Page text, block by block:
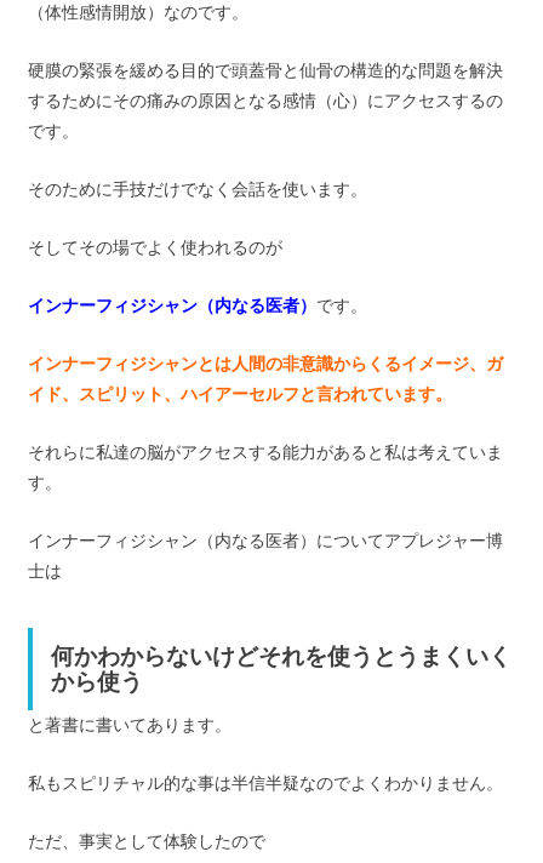
（体性感情開放）なのです。
硬膜の緊張を緩める目的で頭蓋骨と仙骨の構造的な問題を解決
するためにその痛みの原因となる感情（心）にアクセスするの
です。
そのために手技だけでなく会話を使います。
そしてその場でよく使われるのが
インナーフィジシャン（内なる医者） です。
インナーフィジシャンとは人間の非意識からくるイメージ、ガ
イド、スピリット、ハイアーセルフと言われています。
それらに私達の脳がアクセスする能力があると私は考えていま
す。
インナーフィジシャン（内なる医者）についてアプレジャー博
士は
何かわからないけどそれを使うとうまくいく
から使う
と著書に書いてあります。
私もスピリチャル的な事は半信半疑なのでよくわかりません。
ただ、事実として体験したので